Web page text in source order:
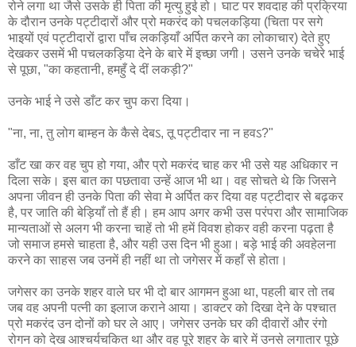
रोने लगा था जैसे उसके ही पिता की मृत्यु हुई हो। घाट पर शवदाह की प्रक्रिया
के दौरान उनके पट्टीदारों और प्रो मकरंद को पचलकड़िया (चिता पर सगे
भाइयों एवं पट्टीदारों द्वारा पाँच लकड़ियाँ अर्पित करने का लोकाचार) देते हुए
देखकर उसमें भी पचलकड़िया देने के बारे में इच्छा जगी। उसने उनके चचेरे भाई
से पूछा, "का कहतानी, हमहुँ दे दीं लकड़ी?"
उनके भाई ने उसे डाँट कर चुप करा दिया।
"ना, ना, तु लोग बाम्हन के कैसे देबऽ, तू पट्टीदार ना न हवऽ?"
डाँट खा कर वह चुप हो गया, और प्रो मकरंद चाह कर भी उसे यह अधिकार न
दिला सके। इस बात का पछतावा उन्हें आज भी था। वह सोचते थे कि जिसने
अपना जीवन ही उनके पिता की सेवा मे अर्पित कर दिया वह पट्टीदार से बढ़कर
है, पर जाति की बेड़ियाँ तो हैं ही। हम आप अगर कभी उस परंपरा और सामाजिक
मान्यताओं से अलग भी करना चाहें तो भी हमें विवश होकर वही करना पढ़ता है
जो समाज हमसे चाहता है, और यही उस दिन भी हुआ। बड़े भाई की अवहेलना
करने का साहस जब उनमें ही नहीं था तो जगेसर में कहाँ से होता।
जगेसर का उनके शहर वाले घर भी दो बार आगमन हुआ था, पहली बार तो तब
जब वह अपनी पत्नी का इलाज कराने आया। डाक्टर को दिखा देने के पश्चात
प्रो मकरंद उन दोनों को घर ले आए। जगेसर उनके घर की दीवारों और रंगो
रोगन को देख आश्चर्यचकित था और वह पूरे शहर के बारे में उनसे लगातार पूछे